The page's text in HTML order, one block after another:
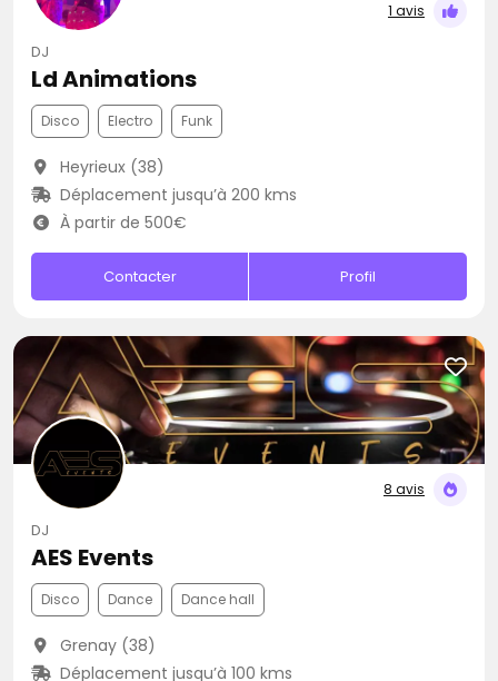
1 avis
DJ
Ld Animations
Disco Electro Funk
Heyrieux (38)
Déplacement jusqu’à 200 kms
À partir de 500€
Contacter Profil
8 avis
DJ
AES Events
Disco Dance Dance hall
Grenay (38)
Déplacement jusqu’à 100 kms